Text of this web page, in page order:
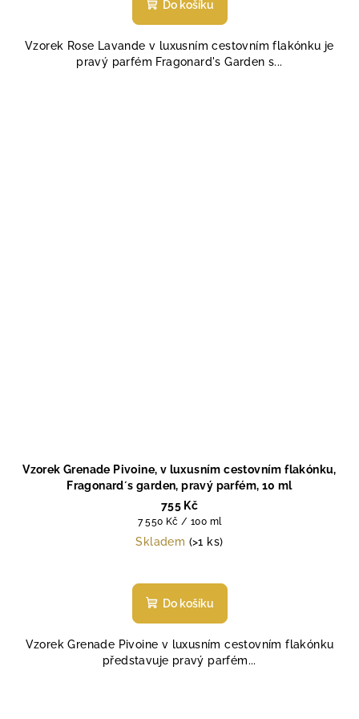
Do košíku
Vzorek Rose Lavande v luxusním cestovním flakónku je
pravý parfém Fragonard's Garden s...
Vzorek Grenade Pivoine, v luxusním cestovním flakónku,
Fragonard´s garden, pravý parfém, 10 ml
755 Kč
Měrná
cena:
7 550 Kč / 100 ml
Skladem (>1 ks)
hodnocení
produktu
z
5
Do košíku
Vzorek Grenade Pivoine v luxusním cestovním flakónku
představuje pravý parfém...